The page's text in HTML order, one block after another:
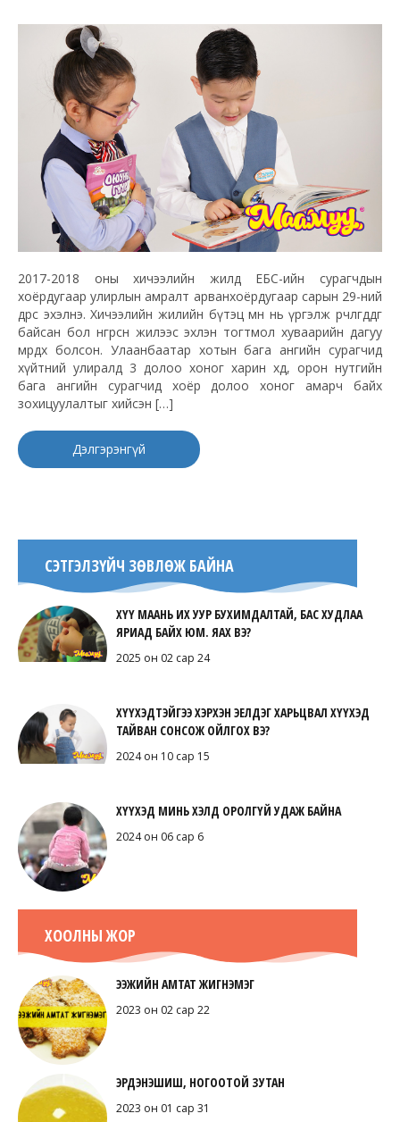
2017-2018 оны хичээлийн жилд ЕБС-ийн сурагчдын
хоёрдугаар улирлын амралт арванхоёрдугаар сарын 29-ний
өдрөөс эхэлнэ. Хичээлийн жилийн бүтэц өмнө нь үргэлж өөрчлөгддөг
байсан бол өнгөрсөн жилээс эхлэн тогтмол хуваарийн дагуу
мөрдөх болсон. Улаанбаатар хотын бага ангийн сурагчид
хүйтний улиралд 3 долоо хоног харин хөдөө, орон нутгийн
бага ангийн сурагчид хоёр долоо хоног амарч байх
зохицуулалтыг хийсэн […]
Дэлгэрэнгүй
СЭТГЭЛЗҮЙЧ ЗӨВЛӨЖ БАЙНА
ХҮҮ МААНЬ ИХ УУР БУХИМДАЛТАЙ, БАС ХУДЛАА
ЯРИАД БАЙХ ЮМ. ЯАХ ВЭ?
2025 он 02 сар 24
ХҮҮХЭДТЭЙГЭЭ ХЭРХЭН ЭЕЛДЭГ ХАРЬЦВАЛ ХҮҮХЭД
ТАЙВАН СОНСОЖ ОЙЛГОХ ВЭ?
2024 он 10 сар 15
ХҮҮХЭД МИНЬ ХЭЛД ОРОЛГҮЙ УДАЖ БАЙНА
2024 он 06 сар 6
ХООЛНЫ ЖОР
ЭЭЖИЙН АМТАТ ЖИГНЭМЭГ
2023 он 02 сар 22
ЭРДЭНЭШИШ, НОГООТОЙ ЗУТАН
2023 он 01 сар 31